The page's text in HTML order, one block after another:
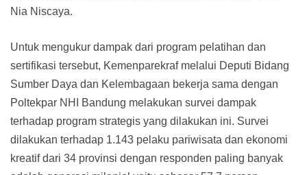
Nia Niscaya.
Untuk mengukur dampak dari program pelatihan dan
sertifikasi tersebut, Kemenparekraf melalui Deputi Bidang
Sumber Daya dan Kelembagaan bekerja sama dengan
Poltekpar NHI Bandung melakukan survei dampak
terhadap program strategis yang dilakukan ini. Survei
dilakukan terhadap 1.143 pelaku pariwisata dan ekonomi
kreatif dari 34 provinsi dengan responden paling banyak